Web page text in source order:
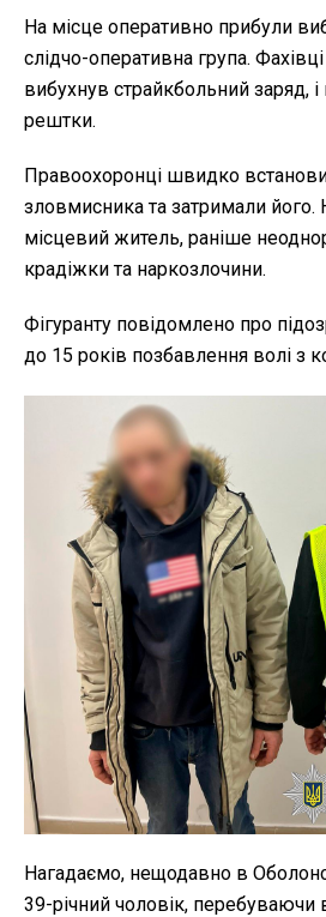
На місце оперативно прибули
слідчо-оперативна група.
вибухнув страйкбольний заряд,
рештки.
Правоохоронці швидко
зловмисника та затримали
місцевий житель, раніше
крадіжки та наркозлочини.
Фігуранту повідомлено про
до 15 років позбавлення волі з
Нагадаємо, нещодавно в
39-річний чоловік, перебуваючи